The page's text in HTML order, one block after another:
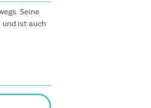
Seine
ist auch